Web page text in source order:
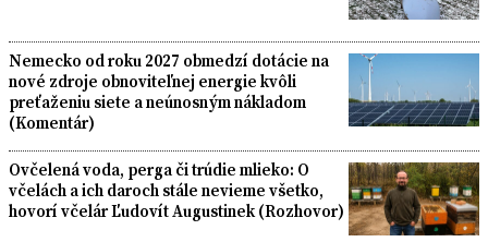
Nemecko od roku 2027 obmedzí dotácie na
nové zdroje obnoviteľnej energie kvôli
preťaženiu siete a neúnosným nákladom
(Komentár)
Ovčelená voda, perga či trúdie mlieko: O
včelách a ich daroch stále nevieme všetko,
hovorí včelár Ľudovít Augustinek (Rozhovor)